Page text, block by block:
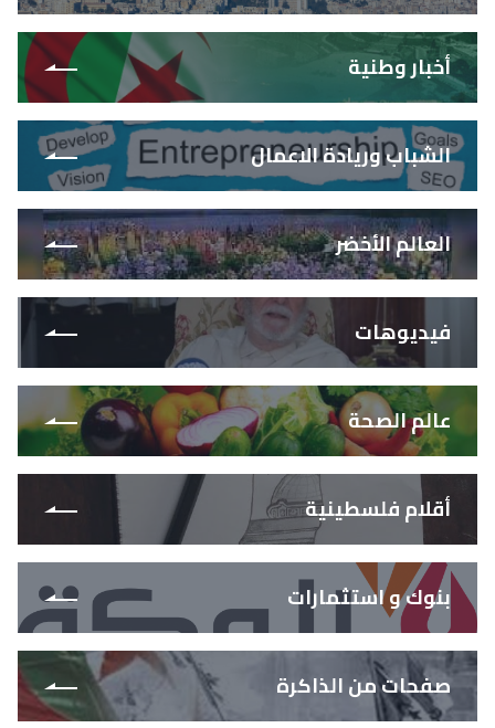
أخبار وطنية
الشباب وريادة الاعمال
العالم الأخضر
فيديوهات
عالم الصحة
أقلام فلسطينية
بنوك و استثمارات
صفحات من الذاكرة